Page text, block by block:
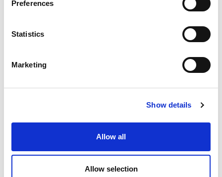
Preferences
Statistics
Marketing
Show details
Allow all
Allow selection
inconsistentes agora estão unificados. Por
foram otimizados por meio do tratamento
inteligente de duplicatas e do mapeamento de
dados de funcionários sem erros, resultando
Integração em Ambiente Híbrido